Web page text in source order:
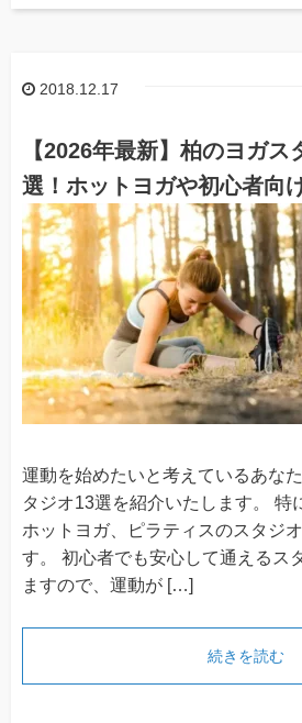
2018.12.17
【2026年最新】柏のヨガ
選！ホットヨガや初心者向
運動を始めたいと考えているあな
タジオ13選を紹介いたします。 特
ホットヨガ、ピラティスのスタジ
す。 初心者でも安心して通えるス
ますので、運動が […]
続きを読む